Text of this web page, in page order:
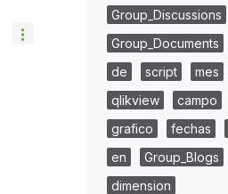
Group_Discussions
Group_Documents
de
script mes
qlikview
campo
grafico
fechas
en
Group_Blogs
dimension